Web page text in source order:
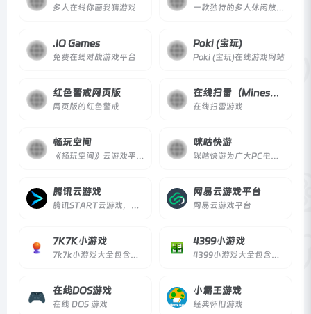
多人在线你画我猜游戏 一款独特的多人休闲放置游戏。 探索资源采集、物品制作、与外星人战斗等等。
.IO Games
免费在线对战游戏平台
Poki (宝玩)
Poki (宝玩)在线游戏网站
红色警戒网页版
网页版的红色警戒
在线扫雷（Minesweeper Online）
在线扫雷游戏
畅玩空间
《畅玩空间》云游戏平台，搭载FC、GBA等海量怀旧游戏。配备顶级加密、在线无延迟技术，保证作者和玩家体验。零下载，随手通过网页或公众号，开始全平台畅玩！
咪咕快游
咪咕快游为广大PC电脑游戏发烧友提供游戏攻略，社区互动，模拟器，助手，下载，折扣游戏，免安装，云游戏免费体验服务。通过本地和云游戏两种模式，打造极致游戏体验。
腾讯云游戏
腾讯START云游戏，面向未来的跨终端游戏平台，无需下载游戏，主机大作一点就玩
网易云游戏平台
网易云游戏平台
7K7K小游戏
7k7k小游戏大全包含洛克王国,赛尔号,7k7k洛克王国,连连看 ,连连看小游戏大全,美女小游戏,双人小游戏大全,在线小游戏,7k7k赛尔号,7k7k奥拉星,斗破苍穹 2,7k7k奥比岛,7k7k弹弹堂,7k7k单人小游戏,奥比岛小游戏,7k7k功夫派,7k7k小花仙,功夫派等最新小游戏。
4399小游戏
4399小游戏大全包含连连看 ,连连看小游戏大全,双人小游戏大全,H5在线小游戏,4399洛克王国,4399赛尔号,4399奥拉星,4399奥比岛,4399弹弹堂,4399单人小游戏,奥比岛小游戏,造梦西游online,造梦无双等最新小游戏。
在线DOS游戏
在线 DOS 游戏
小霸王游戏
经典怀旧游戏